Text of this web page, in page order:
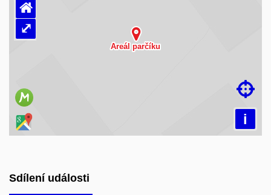
Načítám mapu…
i

⌂
⤢
Sdílení události